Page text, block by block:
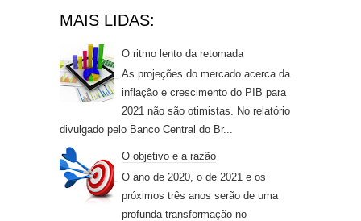
MAIS LIDAS:
O ritmo lento da retomada
As projeções do mercado acerca da
inflação e crescimento do PIB para
2021 não são otimistas. No relatório
divulgado pelo Banco Central do Br...
O objetivo e a razão
O ano de 2020, o de 2021 e os
próximos três anos serão de uma
profunda transformação no